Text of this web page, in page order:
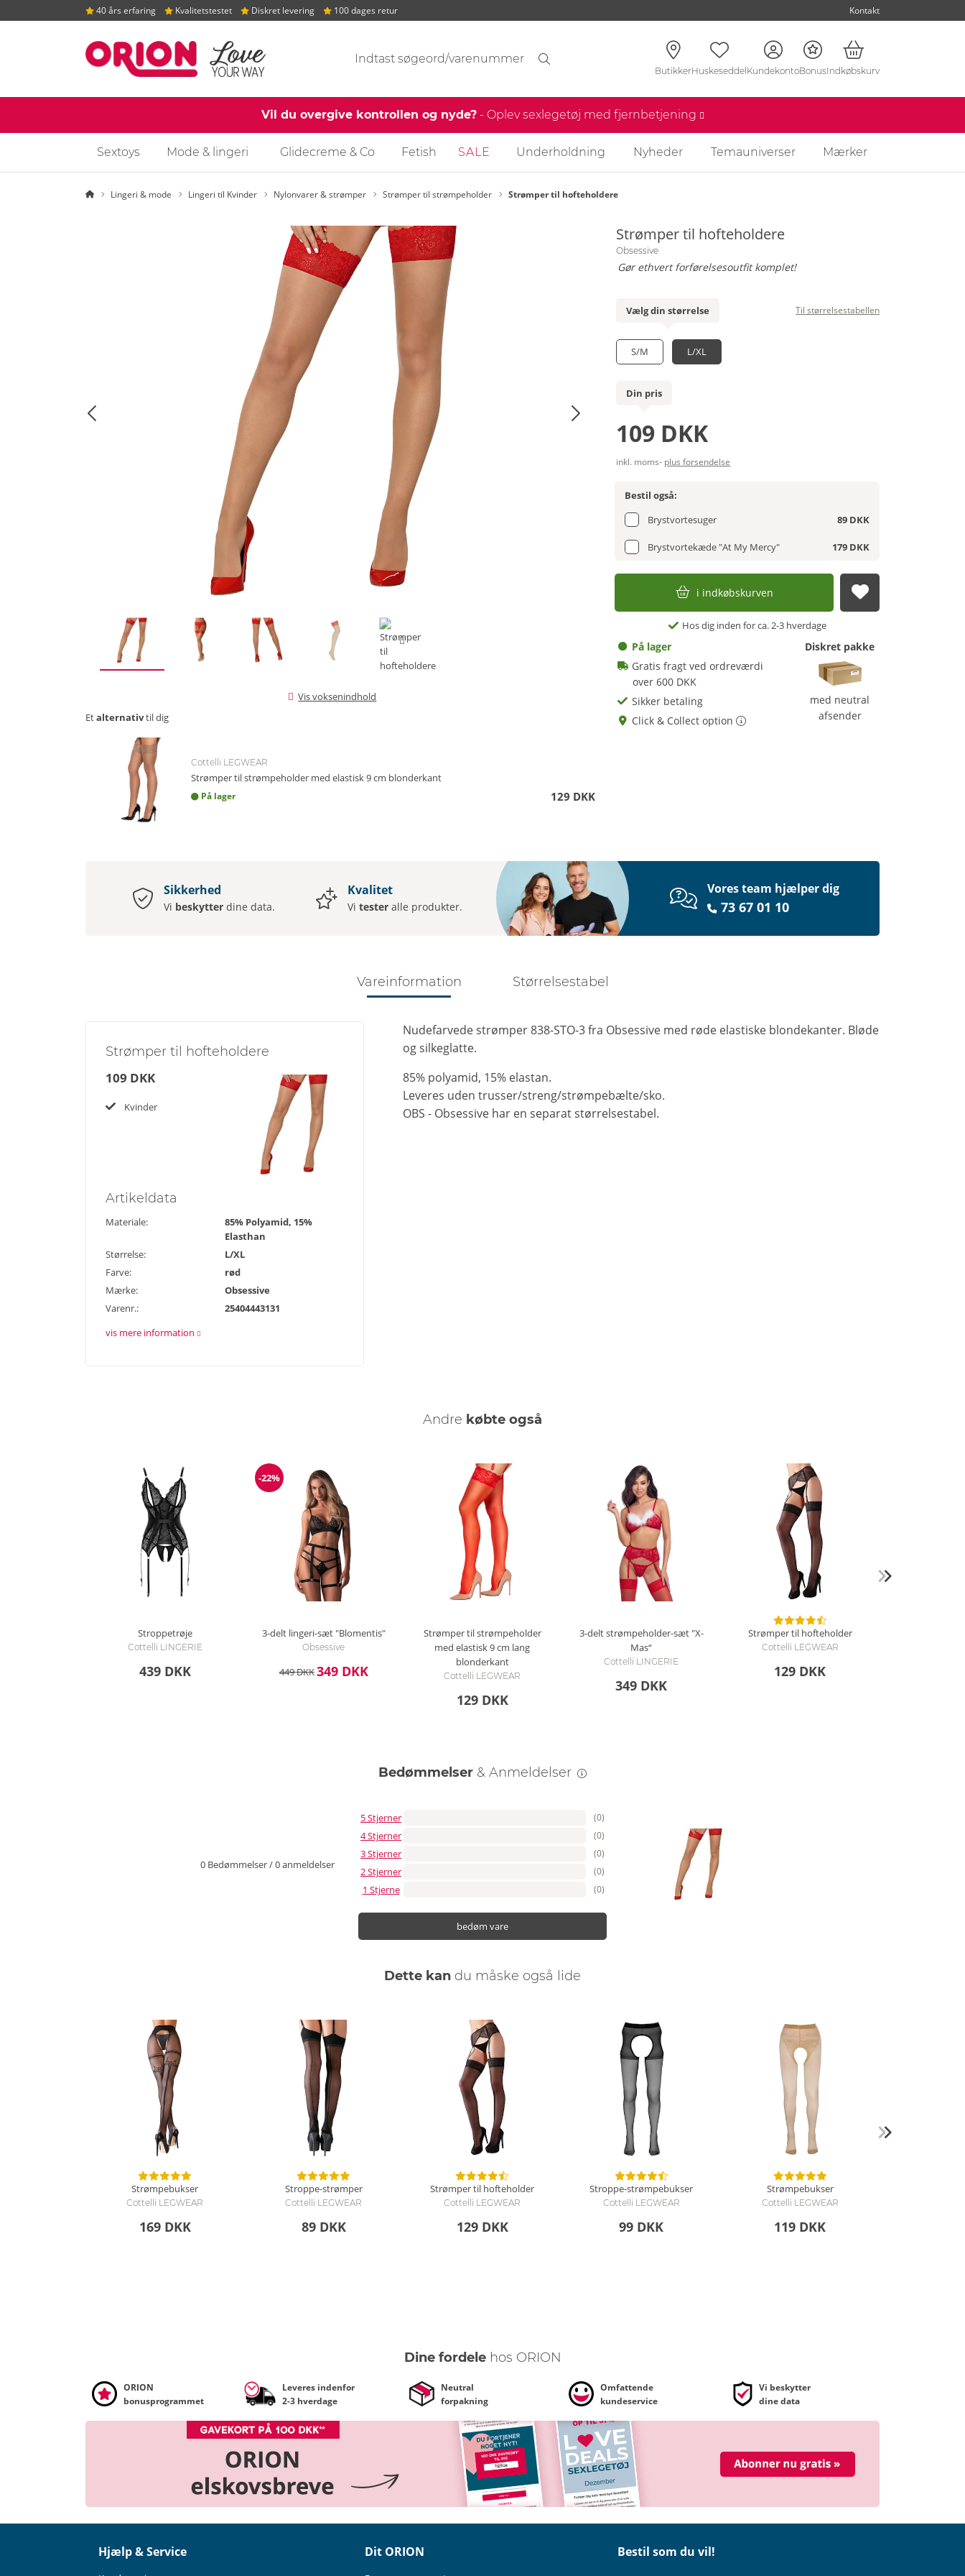
40 års erfaring Kvalitetstestet Diskret levering 100 dages retur Kontakt
Søgeforslag
Søgning
ButikkerHuskeseddelKundekontoBonusIndkøbskurv
Vil du overgive kontrollen og nyde?- Oplev sexlegetøj med fjernbetjening
Sextoys Mode & lingeri Glidecreme & Co Fetish SALE Underholdning Nyheder Temauniverser Mærker
StartsideLingeri & mode Lingeri til Kvinder Nylonvarer & strømper Strømper til strømpeholder Strømper til hofteholdere
Vis voksenindhold
Etalternativtil dig
Cottelli LEGWEAR
Strømper til strømpeholder med elastisk 9 cm blonderkant
På lager 129 DKK
Strømper til hofteholdere
Obsessive
Gør ethvert forførelsesoutfit komplet!
Vælg din størrelse
S/M L/XL
Til størrelsestabellen
Din pris
109 DKK
inkl. moms- plus forsendelse
Bestil også:
Brystvortesuger
89 DKK
Brystvortekæde "At My Mercy" 179 DKK
i indkøbskurven afsend
Hos dig inden for ca. 2-3 hverdage
På lager
Gratis fragt ved ordreværdi
over 600 DKK
Sikker betaling
Click & Collect option
Diskret pakke
med neutral
afsender
Sikkerhed
Vi beskytter dine data.
Kvalitet
Vi testeralle produkter.
Vores team hjælper dig
73 67 01 10
Vareinformation Størrelsestabel
Strømper til hofteholdere
109 DKK
Kvinder
Artikeldata
Materiale:
85% Polyamid, 15%
Elasthan
Størrelse:
L/XL
Farve:
rød
Mærke:
Obsessive
Varenr.:
25404443131
vis mere information
Nudefarvede strømper 838-STO-3 fra Obsessive med røde elastiske blondekanter. Bløde
og silkeglatte.
85% polyamid, 15% elastan.
Leveres uden trusser/streng/strømpebælte/sko.
OBS - Obsessive har en separat størrelsestabel.
Andre købte også
Stroppetrøje
Cottelli LINGERIE
439 DKK
Rabat
-22%
3-delt lingeri-sæt "Blomentis"
Obsessive
449 DKK349 DKK
Strømper til strømpeholder
med elastisk 9 cm lang
blonderkant
Cottelli LEGWEAR
129 DKK
3-delt strømpeholder-sæt "X-
Mas“
Cottelli LINGERIE
349 DKK
Strømper til hofteholder
Cottelli LEGWEAR
129 DKK
Bedømmelser & Anmeldelser
0 Bedømmelser/0 anmeldelser
5 Stjerner (0)
4 Stjerner (0)
3 Stjerner (0)
2 Stjerner (0)
1 Stjerne (0)
bedøm vare
Dette kan du måske også lide
Strømpebukser
Cottelli LEGWEAR
169 DKK
Stroppe-strømper
Cottelli LEGWEAR
89 DKK
Strømper til hofteholder
Cottelli LEGWEAR
129 DKK
Stroppe-strømpebukser
Cottelli LEGWEAR
99 DKK
Strømpebukser
Cottelli LEGWEAR
119 DKK
Dine fordelehos ORION
ORION
bonusprogrammet
Leveres indenfor
2-3 hverdage
Neutral
forpakning
Omfattende
kundeservice
Vi beskytter
dine data
Hjælp & Service Dit ORION Bestil som du vil!